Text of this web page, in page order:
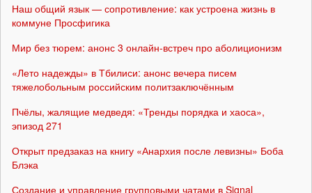
Наш общий язык — сопротивление: как устроена жизнь в
коммуне Просфигика
Мир без тюрем: анонс 3 онлайн-встреч про аболиционизм
«Лето надежды» в Тбилиси: анонс вечера писем
тяжелобольным российским политзаключённым
Пчёлы, жалящие медведя: «Тренды порядка и хаоса»,
эпизод 271
Открыт предзаказ на книгу «Анархия после левизны» Боба
Блэка
Создание и управление групповыми чатами в Signal